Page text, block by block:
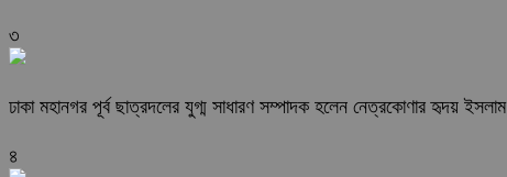
৩
ঢাকা মহানগর পূর্ব ছাত্রদলের যুগ্ম সাধারণ সম্পাদক হলেন নেত্রকোণার হৃদয় ইসলাম
৪